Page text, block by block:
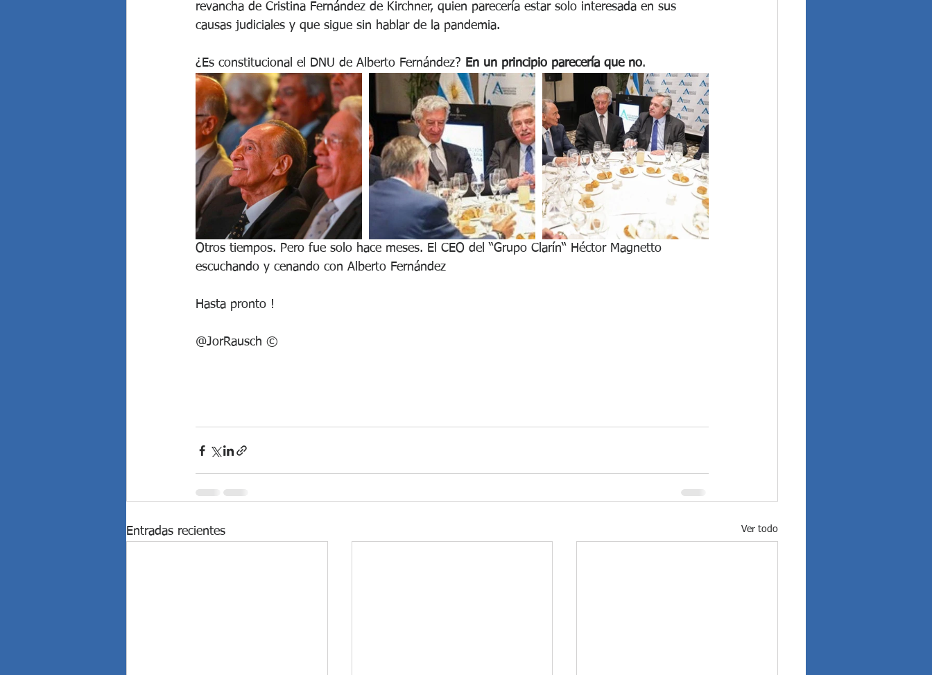
revancha de Cristina Fernández de Kirchner, quien parecería estar solo interesada en sus
causas judiciales y que sigue sin hablar de la pandemia.
¿Es constitucional el DNU de Alberto Fernández? En un principio parecería que no.
Otros tiempos. Pero fue solo hace meses. El CEO del “Grupo Clarín“ Héctor Magnetto
escuchando y cenando con Alberto Fernández
Hasta pronto !
@JorRausch ©️
Entradas recientes Ver todo